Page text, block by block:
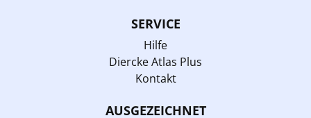
SERVICE
Hilfe
Diercke Atlas Plus
Kontakt
AUSGEZEICHNET